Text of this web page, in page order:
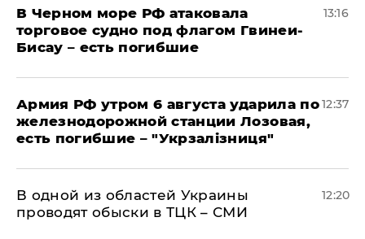
В Черном море РФ атаковала
торговое судно под флагом Гвинеи-
Бисау – есть погибшие
13:16
Армия РФ утром 6 августа ударила по
железнодорожной станции Лозовая,
есть погибшие – "Укрзалізниця"
12:37
В одной из областей Украины
проводят обыски в ТЦК – СМИ
12:20